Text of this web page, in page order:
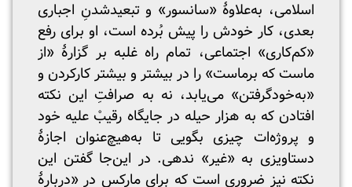
اسلامی، به‌علاوهٔ «سانسور» و تبعیدشدنِ اجباری
بعدی، کار خودش را پیش بُرده است، او برای رفع
«کم‌کاری» اجتماعی، تمام راه غلبه بر گزارهٔ «از
ماست که برماست» را در بیشتر و بیشتر کارکردن و
«به‌خودگرفتن» می‌یابد، نه به صرافتِ این نکته
‌افتادن که به هزار حیله در جایگاه رقیبْ علیه خود
و پروژه‌ات چیزی بگویی تا به‌هیچ‌عنوان اجازهٔ
دستاویزی به «غیر» ندهی. در این‌جا گفتن این
نکته نیز ضروری است که برای مارکس در «دربارهٔ